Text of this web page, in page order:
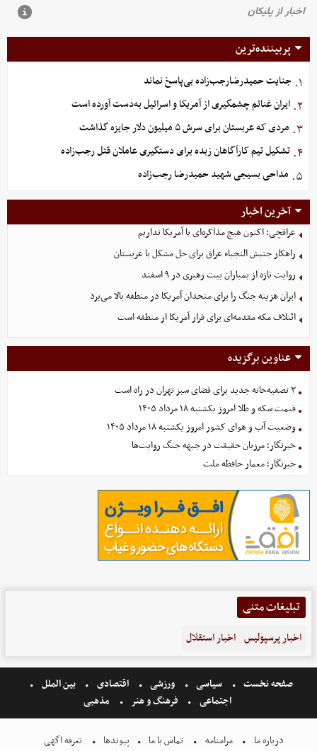
پربیننده‌ترین
۱. جنایت حمیدرضارجب‌زاده بی‌پاسخ نماند
۲. ایران غنائم چشمگیری از آمریکا و اسرائیل به‌دست آورده است
۳. مردی که عربستان برای سرش ۵ میلیون دلار جایزه گذاشت
۴. تشکیل تیم کارآگاهان زبده برای دستگیری عاملان قتل رجب‌زاده
۵. مداحی بسیجی شهید حمیدرضا رجب‌زاده
آخرین اخبار
عراقچی: اکنون هیچ مذاکره‌ای با آمریکا نداریم
راهکار جنبش النجباء عراق برای حل مشکل با عربستان
روایت تازه از بمباران بیت رهبری در ۹ اسفند
ایران هزینه جنگ را برای متحدان آمریکا در منطقه بالا می‌برد
ائتلاف مکه مقدمه‌ای برای فرار آمریکا از منطقه است
عناوین برگزیده
۳ تصفیه‌خانه جدید برای فضای سبز تهران در راه است
قیمت سکه و طلا امروز یکشنبه ۱۸ مرداد ۱۴۰۵
وضعیت آب و هوای کشور امروز یکشنبه ۱۸ مرداد ۱۴۰۵
خبرنگار؛ مرزبان حقیقت در جبهه جنگ روایت‌ها
خبرنگار؛ معمار حافظه ملت
تبلیغات متنی
اخبار پرسپولیس اخبار استقلال
صفحه نخست سیاسی ورزشی اقتصادی
بین الملل
اجتماعی
فرهنگ و هنر مذهبی
درباره ما مرامنامه تماس با ما پیوندها تعرفه اگهی